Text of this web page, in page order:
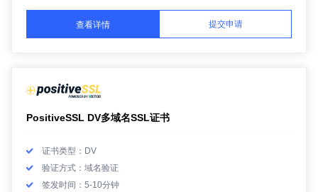
查看详情 提交申请
PositiveSSL DV多域名SSL证书
证书类型：DV
验证方式：域名验证
签发时间：5-10分钟